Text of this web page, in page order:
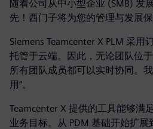
随着公司从中小型企业 (SMB) 发
先！西门子将为您的管理与发展保
Siemens Teamcenter X PLM 采用
托管于云端。因此，无论团队位
所有团队成员都可以实时协同。
用”。
Teamcenter X 提供的工具能够满
业务目标。从 PDM 基础开始扩展